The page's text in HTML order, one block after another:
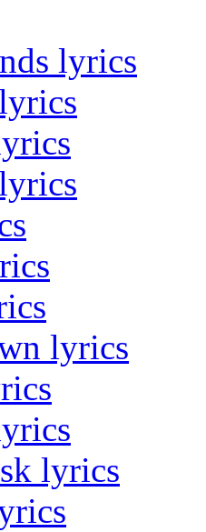
lyrics
lyrics
lyrics